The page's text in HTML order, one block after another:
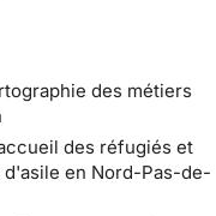
des métiers
des réfugiés et
d'asile en Nord-Pas-de-